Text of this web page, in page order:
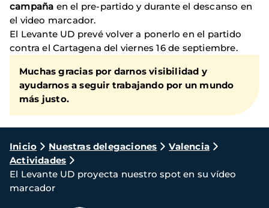
campaña en el pre-partido y durante el descanso en
el video marcador.
El Levante UD prevé volver a ponerlo en el partido
contra el Cartagena del viernes 16 de septiembre.
Muchas gracias por darnos visibilidad y
ayudarnos a seguir trabajando por un mundo
más justo.
Ruta
de
navegación
Inicio Nuestras delegaciones
Valencia
Actividades
El Levante UD proyecta nuestro spot en su vídeo
marcador